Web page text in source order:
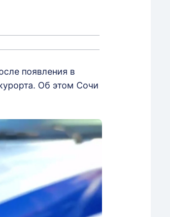
появления в
Об этом Сочи